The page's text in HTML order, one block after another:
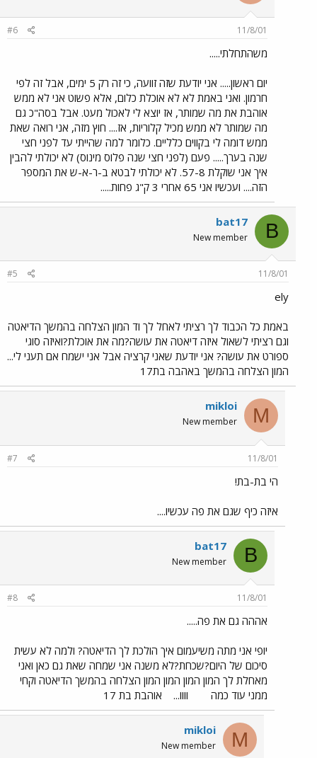
11/8/01
#6
משהתחלתי.....
יום ראשון..... אני יודעת שזה זוועה, כי זה רק 5 ימים, אבל זה לפי
חרמון. ואני באמת לא לא אוכלת כלום, אלא פשוט אני לא ממש
אוהבת את מה שמותר, אז יוצא לי לאכול מעט. אבל בסה"כ גם
מה שמותר לא ממש מכיל קלוריות, אז.... חוץ מזה, אני רואה שאת
ממש דומה לי בקווים כלליים. כלומר למה שהייתי עד לפני חצי
שנה בערך..... פעם (לפני חצי שנה פלוס מינוס) לא יכולתי להבין
איך אני שוקלת 57-8. לא יכולתי לבטא ב-ר-א-ש את המספר
הזה.... ועכשיו אני 65 אחרי 3 ק"ג פחות.....
B
bat17
New member
11/8/01
#5
ely
באמת כל הכבוד לך רציתי לאחל לך וד המון הצלחה בהמשך הדיאטה
וגם רציתי לשאול איזה דיאטה את עושה?מה את אוכלת?ואיזה סוגי
ספורט את עושה? אני יודעת שאני קרציה אבל אני ישמח אם תעני לי...
המון הצלחה בהמשך באהבה בת17
M
mikloi
New member
11/8/01
#7
הי בת-בת!
איזה כיף שגם את פה עכשיו....
B
bat17
New member
11/8/01
#8
אההה גם את פה.....
יופי אני מתה משיעמום איך הולכת לך הדיאטה? ולמה לא עשית
סיכום של היום?שכחת?לא משנה אני שמחה שאת גם כאן ואני
מאחלת לך המון המון המון המון הצלחה בהמשך הדיאטה וקחי
ממני עוד כמה
וווו... אוהבת בת 17
M
mikloi
New member